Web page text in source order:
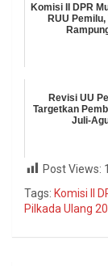
Komisi II DPR
RUU
Revisi UU
Targetkan
Juli-
Post Views:
Tags: Komisi II
Pilkada Ulang